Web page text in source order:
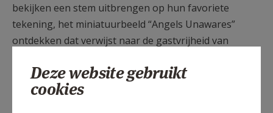
bekijken een stem uitbrengen op hun favoriete
tekening, het miniatuurbeeld “Angels Unawares”
ontdekken dat verwijst naar de gastvrijheid van
inspireert, het gastenboek aanvullen met verhalen
over gastvrijheid en een droomgast uitnodigen voor
Deze website gebruikt
cookies